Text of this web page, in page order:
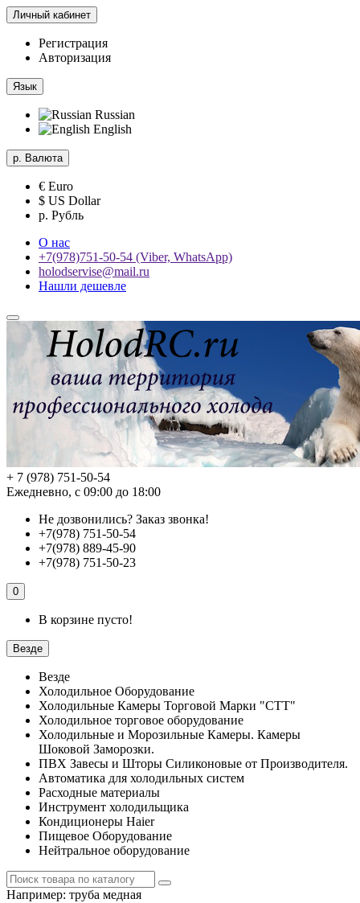
Личный кабинет
Регистрация
Авторизация
Язык
Russian
English
р. Валюта
€ Euro
$ US Dollar
р. Рубль
О нас
+7(978)751-50-54 (Viber, WhatsApp)
holodservise@mail.ru
Нашли дешевле
+ 7 (978) 751-50-54
Ежедневно, с 09:00 до 18:00
Не дозвонились? Заказ звонка!
+7(978) 751-50-54
+7(978) 889-45-90
+7(978) 751-50-23
0
В корзине пусто!
Везде
Везде
Холодильное Оборудование
Холодильные Камеры Торговой Марки "СТТ"
Холодильное торговое оборудование
Холодильные и Морозильные Камеры. Камеры
Шоковой Заморозки.
ПВХ Завесы и Шторы Силиконовые от Производителя.
Автоматика для холодильных систем
Расходные материалы
Инструмент холодильщика
Кондиционеры Haier
Пищевое Оборудование
Нейтральное оборудование
Например: труба медная